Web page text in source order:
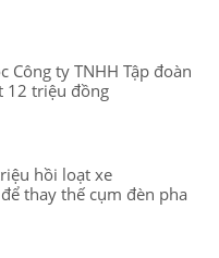
Công ty TNHH Tập đoàn
12 triệu đồng
hồi loạt xe
thay thế cụm đèn pha